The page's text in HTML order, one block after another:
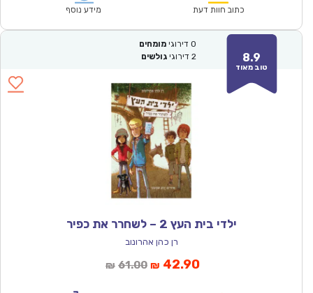
₪57.00.
כתוב חוות דעת מידע נוסף
8.9
טוב מאוד
0 דירוגי מומחים
2 דירוגי גולשים
ילדי בית העץ 2 – לשחרר את כפיר
רן כהן אהרונוב
₪ 61.00המחיר
₪ 42.90המחיר